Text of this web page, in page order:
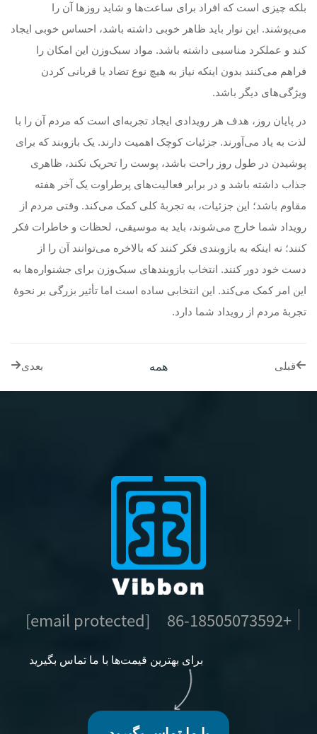
بلکه چیزی است که افراد برای ساعت‌ها و شاید روزها آن را
می‌پوشند. این نوار باید ظاهر خوبی داشته باشد، احساس خوبی ایجاد
کند و عملکرد مناسبی داشته باشد. مواد سبک‌وزن این امکان را
فراهم می‌کنند بدون اینکه نیاز به هیچ نوع تضاد یا قربانی کردن
ویژگی‌های دیگر باشد.
در پایان روز، هدف هر رویدادی ایجاد تجربه‌ای است که مردم آن را با
لذت به یاد می‌آورند. جزئیات کوچک اهمیت دارند. یک بازوبند که برای
پوشیدن در طول روز راحت باشد، پوست را تحریک نکند، ظاهری
جذاب داشته باشد و در برابر فعالیت‌های پرطراوت یک آخر هفته
مقاوم باشد؛ این جزئیات، به تجربهٔ کلی کمک می‌کند. وقتی مردم از
رویداد شما خارج می‌شوند، باید به موسیقی، لحظات و خاطرات فکر
کنند؛ نه اینکه به بازوبندی فکر کنند که بالاخره می‌توانند آن را از
دست خود دور کنند. انتخاب بازوبندهای سبک‌وزن برای جشنواره‌ها به
این امر کمک می‌کند. این انتخابی ساده است اما تأثیر بزرگی بر نحوهٔ
تجربهٔ مردم از رویداد شما دارد.
قبلی همه بعدی
+86-18505073592
[email protected]
برای بهترین قیمت‌ها با ما تماس بگیرید